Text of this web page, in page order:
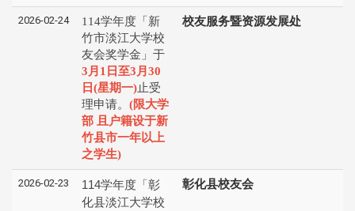
2026-02-24
114学年度「新
竹市淡江大学校
友会奖学金」于
3月1日至3月30
日(星期一)止受
理申请。 (限大学
部 且户籍设于新
竹县市一年以上
之学生)
校友服务暨资源发展处
2026-02-23 114学年度「彰
化县淡江⼤学校
彰化县校友会